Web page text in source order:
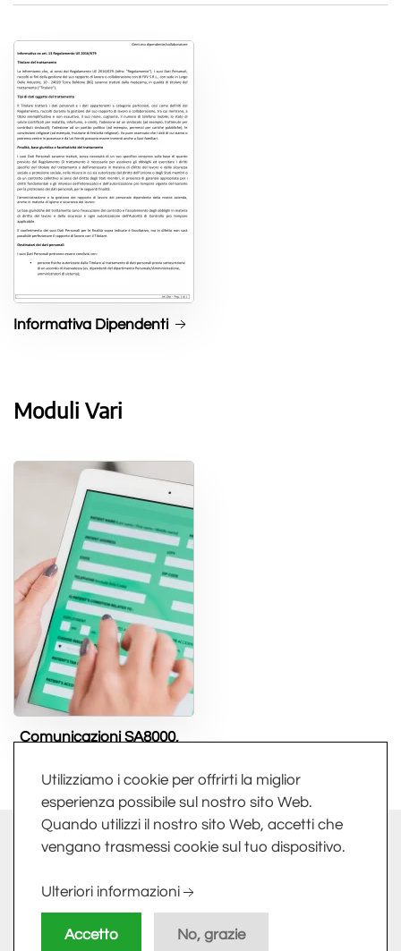
Utilizziamo i cookie per offrirti la miglior
esperienza possibile sul nostro sito Web.
Quando utilizzi il nostro sito Web, accetti che
vengano trasmessi cookie sul tuo dispositivo.
Ulteriori informazioni
Accetto No, grazie
Informativa Dipendenti
Moduli Vari
Comunicazioni SA8000,
info@fkv.it - Extranet
BOLDONE (BG) - PI/CF 01758800161
Privacy Policy Cookie Policy